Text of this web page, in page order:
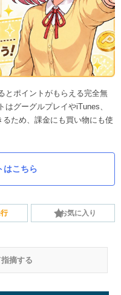
とポイントがもらえる完全無
グーグルプレイやiTunes、
ため、課金にも買い物にも使
はこちら
お気に入り
摘する